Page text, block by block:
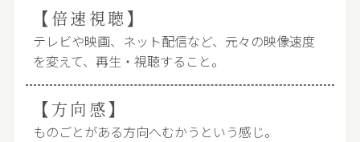
【倍速視聴】
テレビや映画、ネット配信など、元々の映像速度
を変えて、再生・視聴すること。
【方向感】
ものごとがある方向へむかうという感じ。